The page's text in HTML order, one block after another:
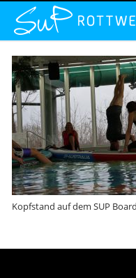
Kopfstand auf dem SUP Board